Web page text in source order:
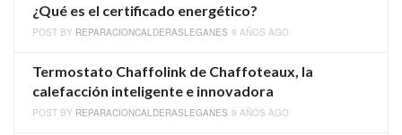
¿Qué es el certificado energético?
POST BY REPARACIONCALDERASLEGANES 9 AÑOS AGO
Termostato Chaffolink de Chaffoteaux, la
calefacción inteligente e innovadora
POST BY REPARACIONCALDERASLEGANES 9 AÑOS AGO